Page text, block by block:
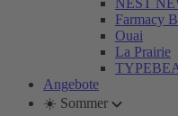
NEST
Farmacy
Ouai
La Prairie
Angebote
☀️ Sommer